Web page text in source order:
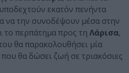
εκατόν πενήντα
να την συνοδέψουν μέσα στην
το περπάτημα προς τη Λάρισα,
θα παρακολουθήσει μία
θα δώσει ζωή σε τριακόσιες